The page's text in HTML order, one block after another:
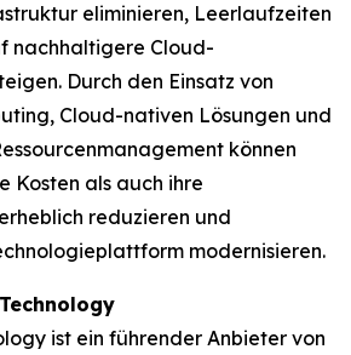
eliminieren, Leerlaufzeiten
nachhaltigere Cloud-
Durch den Einsatz von
Cloud-nativen Lösungen und
können
Kosten als auch ihre
reduzieren und
modernisieren.
ist ein führender Anbieter von